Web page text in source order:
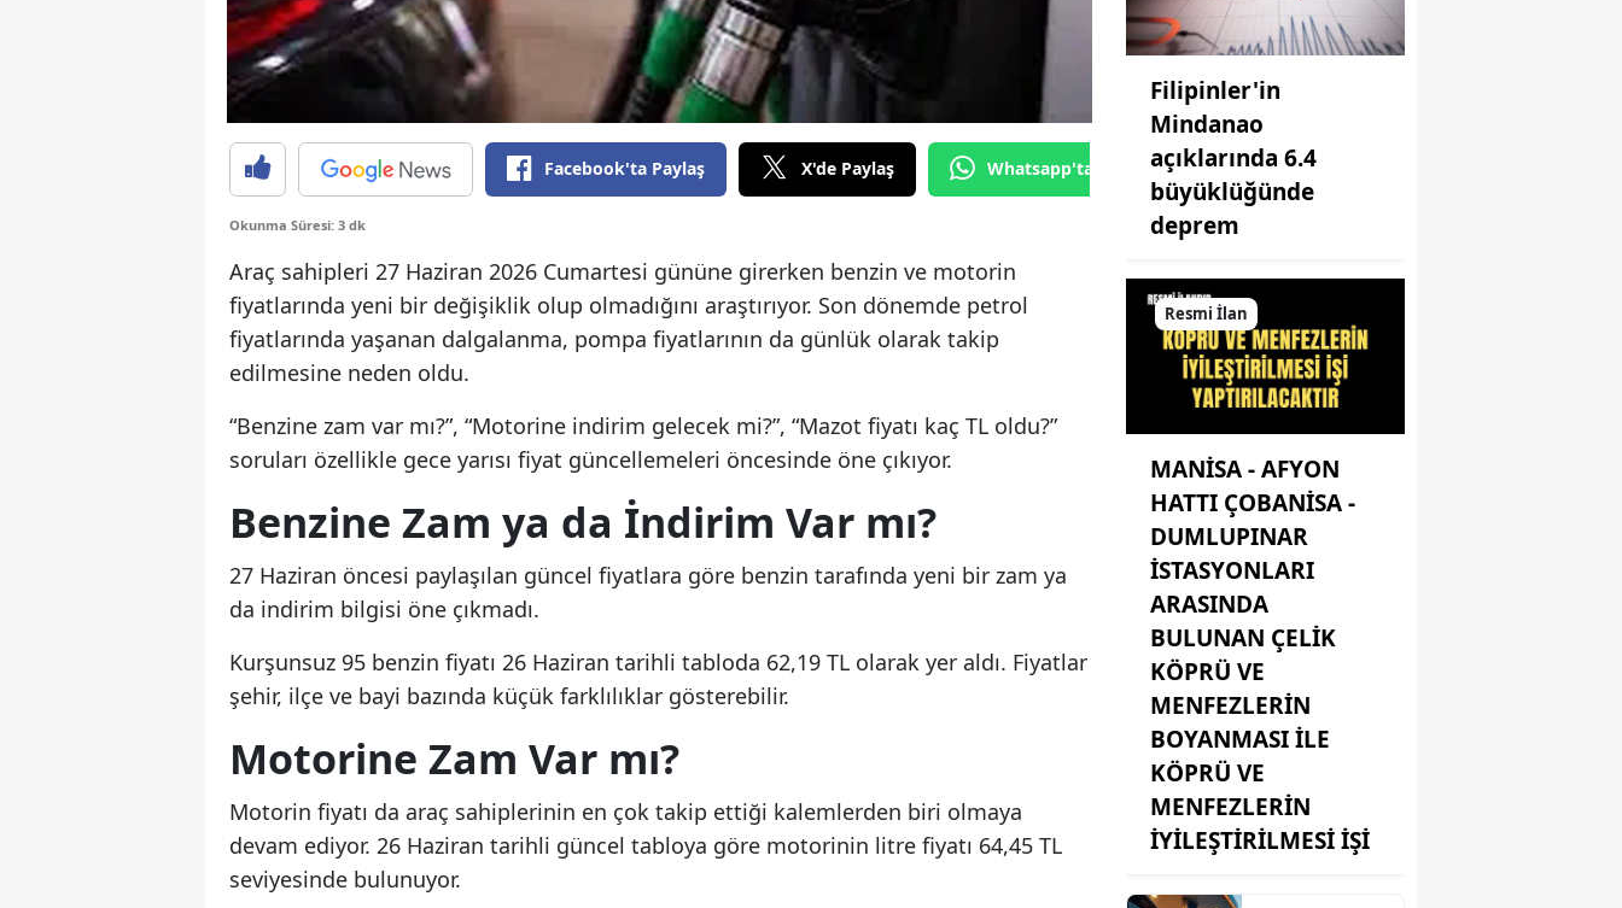
Facebook'ta Paylaş X'de Paylaş Whatsapp'tan Gönder
Okunma Süresi: 3 dk
Araç sahipleri 27 Haziran 2026 Cumartesi gününe girerken benzin ve motorin
fiyatlarında yeni bir değişiklik olup olmadığını araştırıyor. Son dönemde petrol
fiyatlarında yaşanan dalgalanma, pompa fiyatlarının da günlük olarak takip
edilmesine neden oldu.
“Benzine zam var mı?”, “Motorine indirim gelecek mi?”, “Mazot fiyatı kaç TL oldu?”
soruları özellikle gece yarısı fiyat güncellemeleri öncesinde öne çıkıyor.
Benzine Zam ya da İndirim Var mı?
27 Haziran öncesi paylaşılan güncel fiyatlara göre benzin tarafında yeni bir zam ya
da indirim bilgisi öne çıkmadı.
Kurşunsuz 95 benzin fiyatı 26 Haziran tarihli tabloda 62,19 TL olarak yer aldı. Fiyatlar
şehir, ilçe ve bayi bazında küçük farklılıklar gösterebilir.
Motorine Zam Var mı?
Motorin fiyatı da araç sahiplerinin en çok takip ettiği kalemlerden biri olmaya
devam ediyor. 26 Haziran tarihli güncel tabloya göre motorinin litre fiyatı 64,45 TL
seviyesinde bulunuyor.
Filipinler'in
Mindanao
açıklarında 6.4
büyüklüğünde
deprem
Resmi İlan
MANİSA - AFYON
HATTI ÇOBANİSA -
DUMLUPINAR
İSTASYONLARI
ARASINDA
BULUNAN ÇELİK
KÖPRÜ VE
MENFEZLERİN
BOYANMASI İLE
KÖPRÜ VE
MENFEZLERİN
İYİLEŞTİRİLMESİ İŞİ